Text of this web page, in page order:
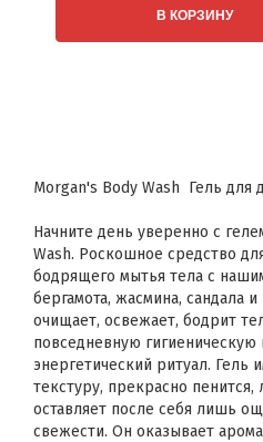
В КОРЗИНУ
Morgan's Body Wash Гель для
Начните день уверенно с
Wash. Роскошное средство
бодрящего мытья тела с
бергамота, жасмина, сандала
очищает, освежает, бодрит
повседневную
энергетический ритуал. Гель
текстуру, прекрасно пенится,
оставляет после себя лишь
свежести. Он оказывает